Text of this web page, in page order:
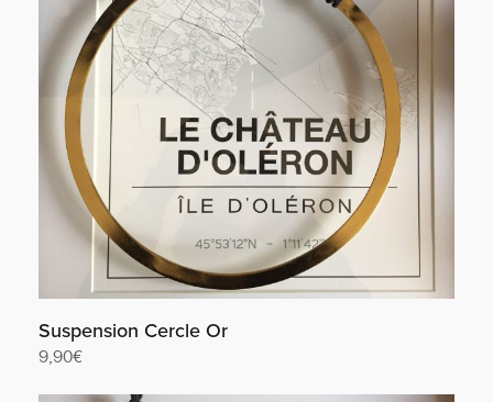
Suspension Cercle Or
9,90€